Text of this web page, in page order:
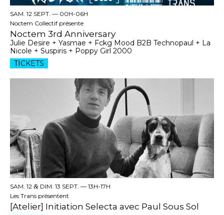
SAM. 12 SEPT. — 00H-06H
Noctem Collectif présente
Noctem 3rd Anniversary
Julie Desire + Yasmae + Fckg Mood B2B Technopaul + La
Nicole + Suspiris + Poppy Girl 2000
TICKETS
SAM. 12 & DIM. 13 SEPT. — 13H-17H
Les Trans présentent
[Atelier] Initiation Selecta avec Paul Sous Sol